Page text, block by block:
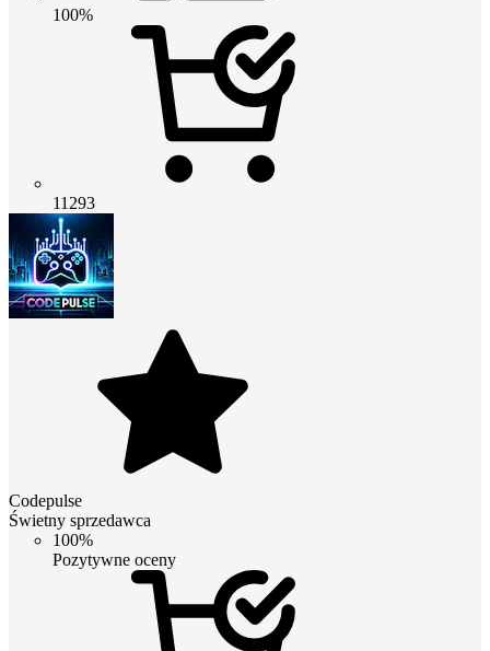
100%
11293
Codepulse
Świetny sprzedawca
100%
Pozytywne oceny